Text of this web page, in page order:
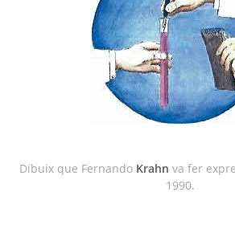
Dibuix que Fernando Krahn va fer
1990.